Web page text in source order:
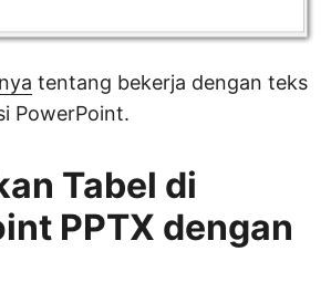
tentang bekerja dengan teks
PowerPoint.
Tabel di
PPTX dengan